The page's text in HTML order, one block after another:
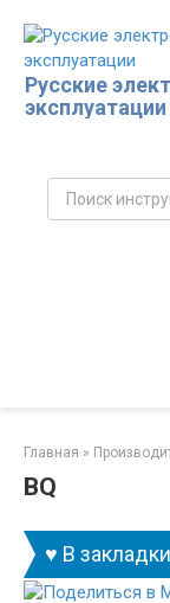
контенту
Русские
эксплуатации
Поиск:
Главная »
BQ
♥ В закладки